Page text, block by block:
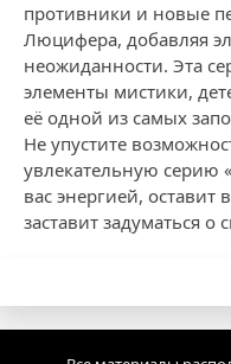
противники и новые
Люцифера, добавляя
неожиданности. Эта
элементы мистики,
её одной из самых
Не упустите
увлекательную серию
вас энергией,
заставит задуматься